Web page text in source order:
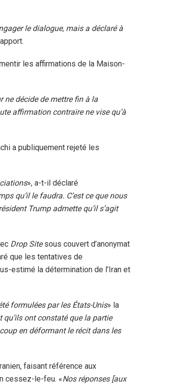
le dialogue, mais a déclaré à
les affirmations de la Maison-
ne décide de mettre fin à la
affirmation contraire ne vise qu’à
a publiquement rejeté les
», a-t-il déclaré
qu’il le faudra. C’est ce que nous
Trump admette qu’il s’agit
Drop Sitesous couvert d’anonymat
que les tentatives de
estimé la détermination de l’Iran et
formulées par les États-Unis» la
qu’ils ont constaté que la partie
en déformant le récit dans les
faisant référence aux
cessez-le-feu. «Nos réponses [aux